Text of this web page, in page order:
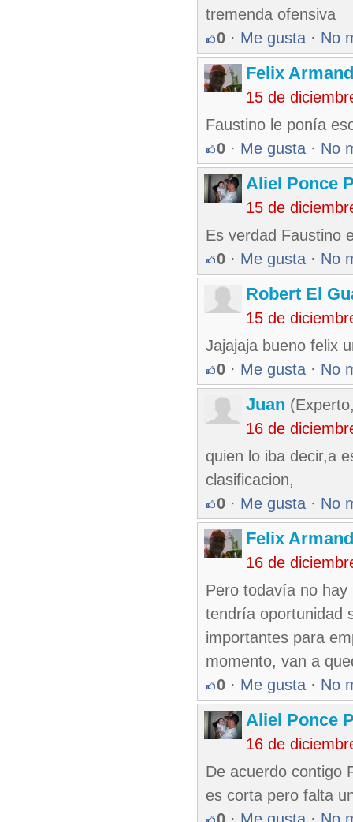
tremenda ofensiva
0 · Me gusta · No
Felix
15 de
Faustino le ponía
0 · Me gusta · No
Aliel Ponce
15 de
Es verdad Faustino
0 · Me gusta · No
Robert El
15 de
Jajajaja bueno felix
0 · Me gusta · No
Juan
16 de
quien lo iba decir,a
clasificacion,
0 · Me gusta · No
Felix
16 de
Pero todavía no
tendría oportunidad
importantes para
momento, van a
0 · Me gusta · No
Aliel Ponce
16 de
De acuerdo contigo
es corta pero falta